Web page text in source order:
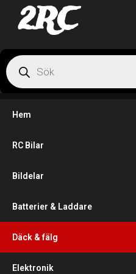
2RC
Hem
RC Bilar
Bildelar
Batterier & Laddare
Däck & fälg
Elektronik